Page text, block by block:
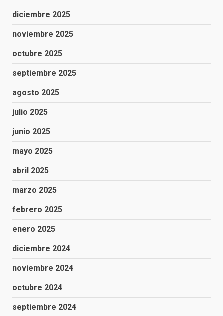
diciembre 2025
noviembre 2025
octubre 2025
septiembre 2025
agosto 2025
julio 2025
junio 2025
mayo 2025
abril 2025
marzo 2025
febrero 2025
enero 2025
diciembre 2024
noviembre 2024
octubre 2024
septiembre 2024